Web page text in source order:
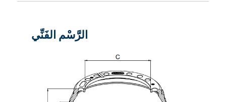
الرَّسْم الفَنِّي